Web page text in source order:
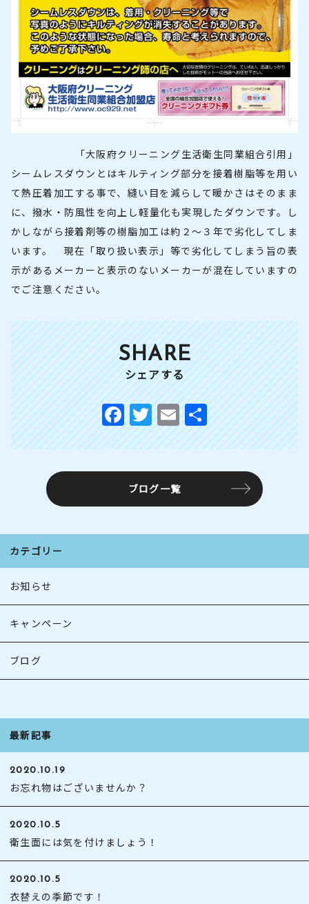
「大阪府クリーニング生活衛生同業組合引用」
シームレスダウンとはキルティング部分を接着樹脂等を用い
て熱圧着加工する事で、縫い目を減らして暖かさはそのまま
に、撥水・防風性を向上し軽量化も実現したダウンです。し
かしながら接着剤等の樹脂加工は約２～３年で劣化してしま
います。 現在「取り扱い表示」等で劣化してしまう旨の表
示があるメーカーと表示のないメーカーが混在していますの
でご注意ください。
SHARE
シェアする
F
a
c
e
b
k
T
w
it
te
r
E
m
ai
l
共
有
ブログ一覧
カテゴリー
お知らせ
キャンペーン
ブログ
最新記事
2020.10.19
お忘れ物はございませんか？
2020.10.5
衛生面には気を付けましょう！
2020.10.5
衣替えの季節です！